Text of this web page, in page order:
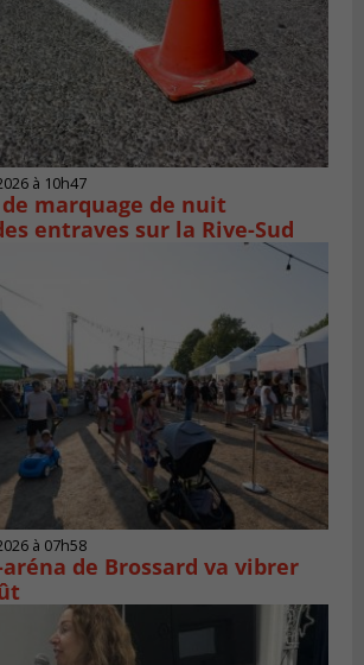
à 10h47
marquage de nuit
entraves sur la Rive-Sud
à 07h58
aréna de Brossard va vibrer